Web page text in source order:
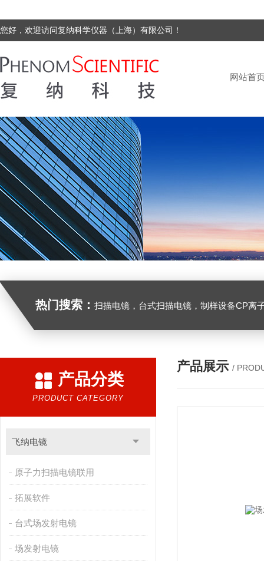
您好，欢迎访问复纳科学仪器（上海）有限公司！
网站首
热门搜索： 扫描电镜，台式扫描电镜，制样设备CP离子研磨仪，原位样品杆，可视化颗粒检测
产品分类
PRODUCT CATEGORY
飞纳电镜
原子力扫描电镜联用
拓展软件
台式场发射电镜
场发射电镜
产品展示 /